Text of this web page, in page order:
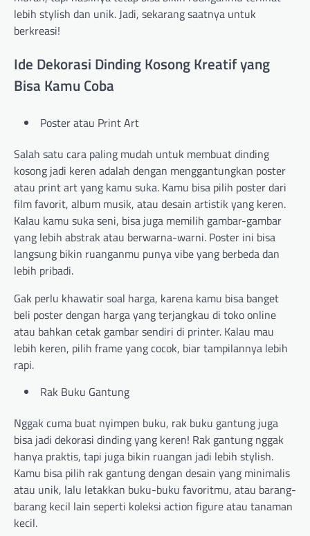
lebih stylish dan unik. Jadi, sekarang saatnya untuk
berkreasi!
Ide Dekorasi Dinding Kosong Kreatif yang
Bisa Kamu Coba
Poster atau Print Art
Salah satu cara paling mudah untuk membuat dinding
kosong jadi keren adalah dengan menggantungkan poster
atau print art yang kamu suka. Kamu bisa pilih poster dari
film favorit, album musik, atau desain artistik yang keren.
Kalau kamu suka seni, bisa juga memilih gambar-gambar
yang lebih abstrak atau berwarna-warni. Poster ini bisa
langsung bikin ruanganmu punya vibe yang berbeda dan
lebih pribadi.
Gak perlu khawatir soal harga, karena kamu bisa banget
beli poster dengan harga yang terjangkau di toko online
atau bahkan cetak gambar sendiri di printer. Kalau mau
lebih keren, pilih frame yang cocok, biar tampilannya lebih
rapi.
Rak Buku Gantung
Nggak cuma buat nyimpen buku, rak buku gantung juga
bisa jadi dekorasi dinding yang keren! Rak gantung nggak
hanya praktis, tapi juga bikin ruangan jadi lebih stylish.
Kamu bisa pilih rak gantung dengan desain yang minimalis
atau unik, lalu letakkan buku-buku favoritmu, atau barang-
barang kecil lain seperti koleksi action figure atau tanaman
kecil.